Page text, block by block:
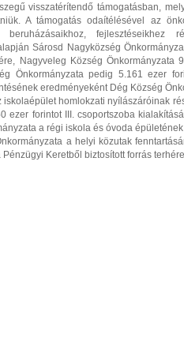
visszatérítendő támogatásban,
A támogatás odaítélésével az
fejlesztéseikhez
Sárosd Nagyközség
Nagyveleg Község Önkormányzata
Önkormányzata pedig 5.161 ezer
eredményeként Dég Község
homlokzati nyílászáróinak
ezer forintot III. csoportszoba
a régi iskola és óvoda
a helyi közutak
Keretből biztosított forrás